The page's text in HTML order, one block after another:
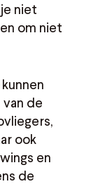
niet
om niet
de
ook
en
de